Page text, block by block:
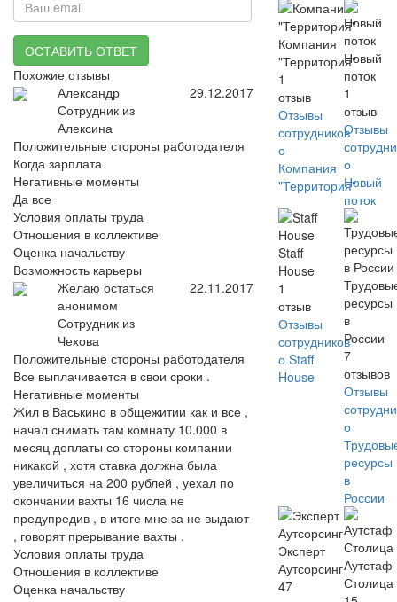
ОСТАВИТЬ ОТВЕТ
Похожие отзывы
Александр
Сотрудник из
Алексина
29.12.2017
Положительные стороны работодателя
Когда зарплата
Негативные моменты
Да все
Условия оплаты труда
Отношения в коллективе
Оценка начальству
Возможность карьеры
Желаю остаться
анонимом
Сотрудник из
Чехова
22.11.2017
Положительные стороны работодателя
Все выплачивается в свои сроки .
Негативные моменты
Жил в Васькино в общежитии как и все ,
начал снимать там комнату 10.000 в
месяц доплаты со стороны компании
никакой , хотя ставка должна была
увеличиться на 200 рублей , уехал по
окончании вахты 16 числа не
предупредив , в итоге мне за не выдают
, говорят прерывание вахты .
Условия оплаты труда
Отношения в коллективе
Оценка начальству
Компания
"Территория"
1
отзыв
Отзывы
сотрудников
о
Компания
"Территория"
Новый
поток
1
отзыв
Отзывы
о
Новый
поток
Staff
House
1
отзыв
Отзывы
сотрудников
о Staff
House
ресурсы
в
России
7
отзывов
Отзывы
о
ресурсы
в
России
Эксперт
Аутсорсинг
47
Аутстаф
Столица